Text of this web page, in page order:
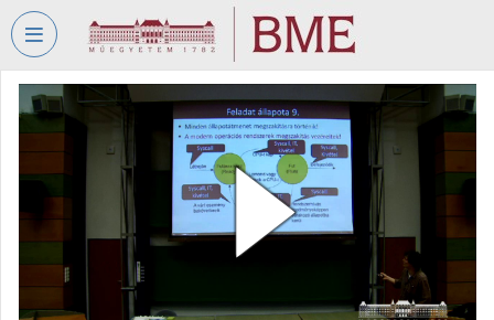
Fejléc kihagyása Menü kihagyása Tartalom kihagyása
VIDEO TORIUM
MŰSZAKI
ÉS
GAZDASÁGTUDOMÁNYI
Intézményi kezdőlap